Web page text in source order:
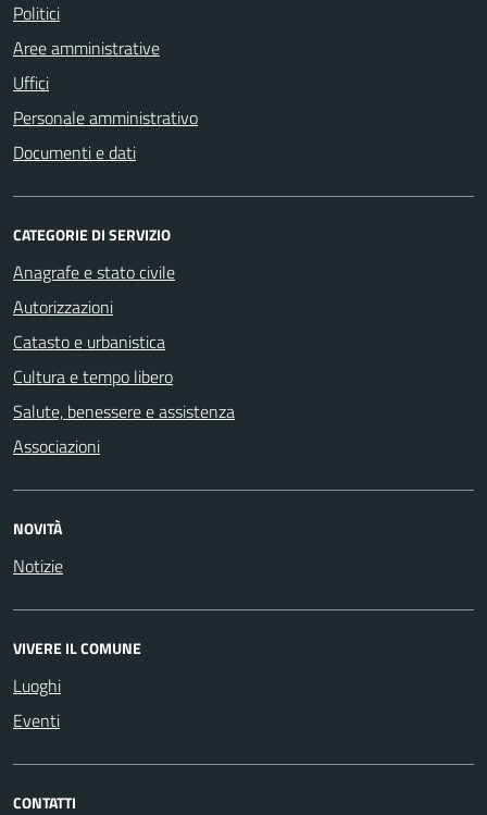
Politici
Aree amministrative
Uffici
Personale amministrativo
Documenti e dati
CATEGORIE DI SERVIZIO
Anagrafe e stato civile
Autorizzazioni
Catasto e urbanistica
Cultura e tempo libero
Salute, benessere e assistenza
Associazioni
NOVITÀ
Notizie
VIVERE IL COMUNE
Luoghi
Eventi
CONTATTI